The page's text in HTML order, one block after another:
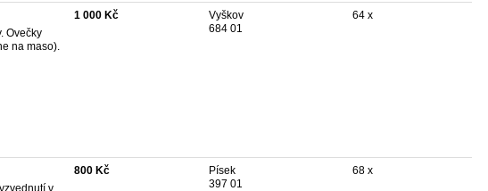
Ovečky
na maso).
1 000 Kč
Vyškov
684 01
64 x
v
800 Kč
Písek
397 01
68 x